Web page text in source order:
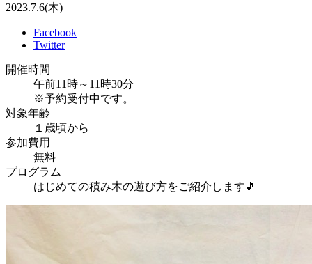
2023.7.6(木)
Facebook
Twitter
開催時間
午前11時～11時30分
※予約受付中です。
対象年齢
１歳頃から
参加費用
無料
プログラム
はじめての積み木の遊び方をご紹介します🎵